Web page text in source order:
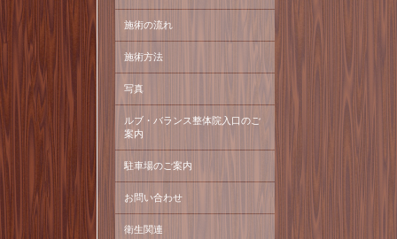
施術の流れ
施術方法
写真
ルブ・バランス整体院入口のご
案内
駐車場のご案内
お問い合わせ
衛生関連